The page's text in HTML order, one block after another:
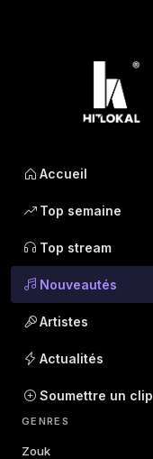
Accueil
Top semaine
Top stream
Nouveautés
Artistes
Actualités
Soumettre un clip
GENRES
Zouk